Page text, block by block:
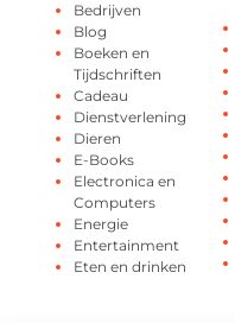
Bedrijven
Blog
Boeken en
Tijdschriften
Cadeau
Dienstverlening
Dieren
E-Books
Electronica en
Computers
Energie
Entertainment
Eten en drinken